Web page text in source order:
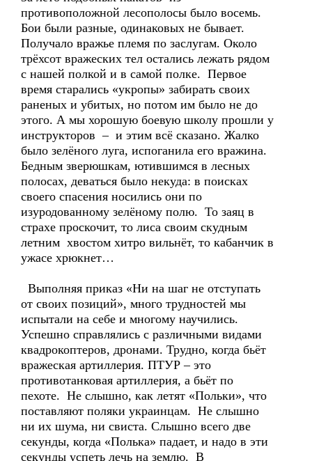
противоположной лесополосы было восемь.
Бои были разные, одинаковых не бывает.
Получало вражье племя по заслугам. Около
трёхсот вражеских тел остались лежать рядом
с нашей полкой и в самой полке. Первое
время старались «укропы» забирать своих
раненых и убитых, но потом им было не до
этого. А мы хорошую боевую школу прошли у
инструкторов – и этим всё сказано. Жалко
было зелёного луга, испоганила его вражина.
Бедным зверюшкам, ютившимся в лесных
полосах, деваться было некуда: в поисках
своего спасения носились они по
изуродованному зелёному полю. То заяц в
страхе проскочит, то лиса своим скудным
летним хвостом хитро вильнёт, то кабанчик в
ужасе хрюкнет…
Выполняя приказ «Ни на шаг не отступать
от своих позиций», много трудностей мы
испытали на себе и многому научились.
Успешно справлялись с различными видами
квадрокоптеров, дронами. Трудно, когда бьёт
вражеская артиллерия. ПТУР – это
противотанковая артиллерия, а бьёт по
пехоте. Не слышно, как летят «Польки», что
поставляют поляки украинцам. Не слышно
ни их шума, ни свиста. Слышно всего две
секунды, когда «Полька» падает, и надо в эти
секунды успеть лечь на землю. В